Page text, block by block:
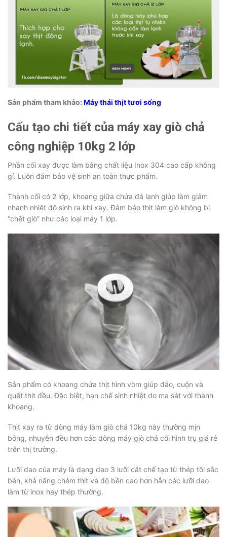
Sản phẩm tham khảo: Máy thái thịt tươi sống
Cấu tạo chi tiết của máy xay giò chả
công nghiệp 10kg 2 lớp
Phần cối xay được làm bằng chất liệu Inox 304 cao cấp không
gỉ. Luôn đảm bảo vệ sinh an toàn thực phẩm.
Thành cối có 2 lớp, khoang giữa chứa đá lạnh giúp làm giảm
nhanh nhiệt độ sinh ra khi xay. Đảm bảo thịt làm giò không bị
“chết giò” như các loại máy 1 lớp.
Sản phẩm có khoang chứa thịt hình vòm giúp đảo, cuộn và
quết thịt đều. Đặc biệt, hạn chế sinh nhiệt do ma sát với thành
khoang.
Thịt xay ra từ dòng máy làm giò chả 10kg này thường mịn
bóng, nhuyễn đều hơn các dòng máy giò chả cối hình trụ giá rẻ
trên thị trường.
Lưỡi dao của máy là dạng dao 3 lưỡi cắt chế tạo từ thép tôi sắc
bén, khả năng chém thịt và độ bền cao hơn hẳn các lưỡi dao
làm từ inox hay thép thường.